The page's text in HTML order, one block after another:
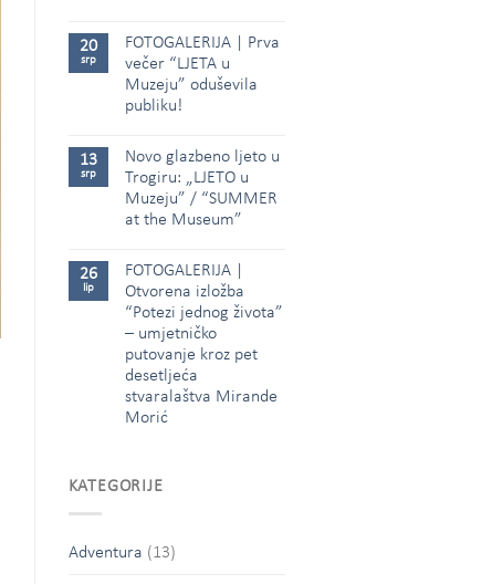
20
srp
FOTOGALERIJA | Prva
večer “LJETA u
Muzeju” oduševila
publiku!
13
srp
Novo glazbeno ljeto u
Trogiru: „LJETO u
Muzeju” / “SUMMER
at the Museum”
26
lip
FOTOGALERIJA |
Otvorena izložba
“Potezi jednog života”
– umjetničko
putovanje kroz pet
desetljeća
stvaralaštva Mirande
Morić
KATEGORIJE
Adventura (13)